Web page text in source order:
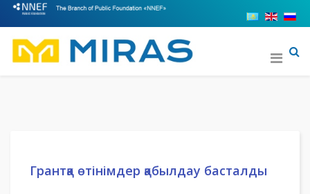
Грантқа өтінімдер қабылдау басталды